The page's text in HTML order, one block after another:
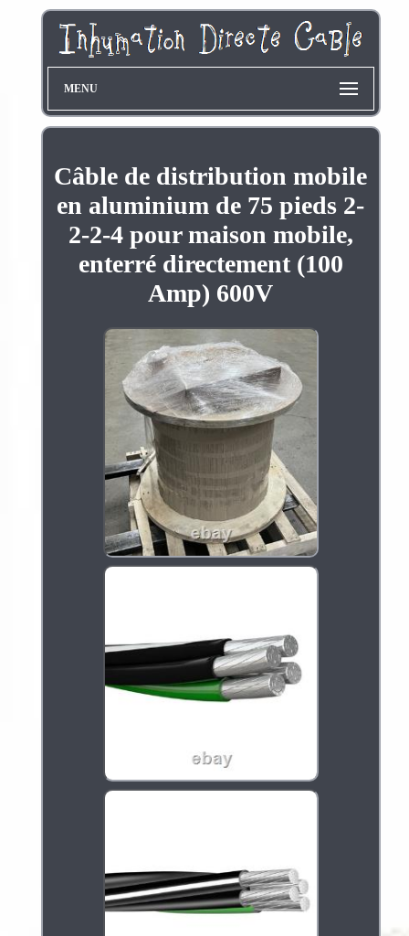
MENU
Câble de distribution mobile
en aluminium de 75 pieds 2-
2-2-4 pour maison mobile,
enterré directement (100
Amp) 600V